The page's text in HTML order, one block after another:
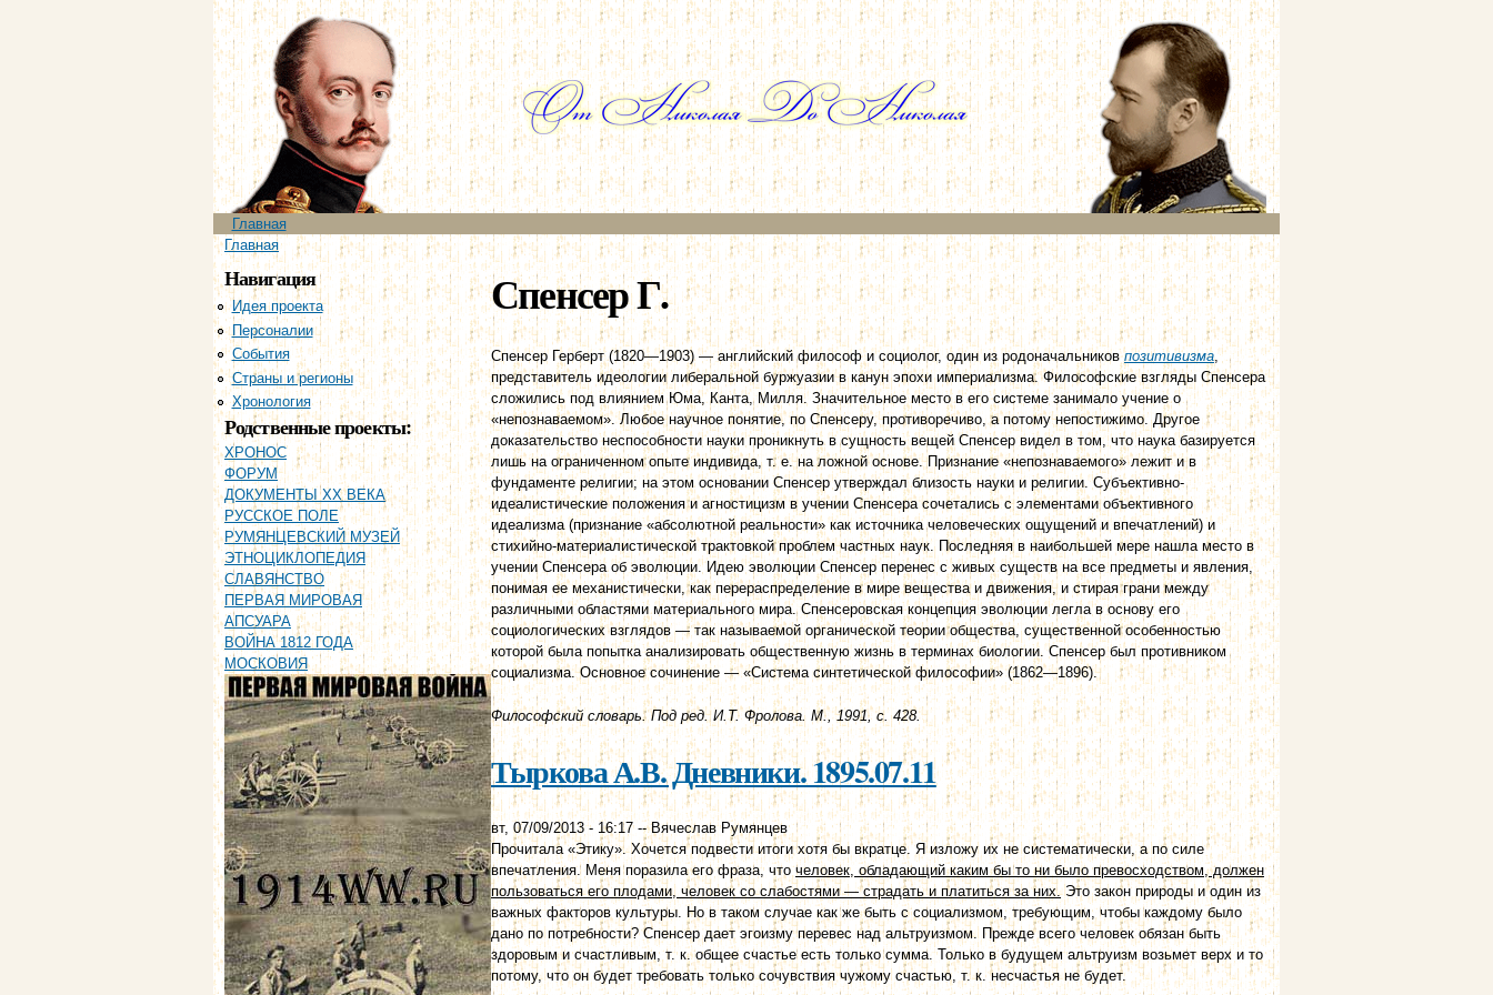
Перейти к
основному
содержанию
Главное меню
Главная
Вы здесь
Главная
Навигация
Идея проекта
Персоналии
События
Страны и регионы
Хронология
Родственные проекты:
ХРОНОС
ФОРУМ
ДОКУМЕНТЫ XX ВЕКА
РУССКОЕ ПОЛЕ
РУМЯНЦЕВСКИЙ МУЗЕЙ
ЭТНОЦИКЛОПЕДИЯ
СЛАВЯНСТВО
ПЕРВАЯ МИРОВАЯ
АПСУАРА
ВОЙНА 1812 ГОДА
МОСКОВИЯ
Спенсер Г.
Спенсер Герберт (1820—1903) — английский философ и социолог, один из родоначальниковпозитивизма,
представитель идеологии либеральной буржуазии в канун эпохи империализма. Философские взгляды Спенсера
сложились под влиянием Юма, Канта, Милля. Значительное место в его системе занимало учение о
«непознаваемом». Любое научное понятие, по Спенсеру, противоречиво, а потому непостижимо. Другое
доказательство неспособности науки проникнуть в сущность вещей Спенсер видел в том, что наука базируется
лишь на ограниченном опыте индивида, т. е. на ложной основе. Признание «непознаваемого» лежит и в
фундаменте религии; на этом основании Спенсер утверждал близость науки и религии. Субъективно-
идеалистические положения и агностицизм в учении Спенсера сочетались с элементами объективного
идеализма (признание «абсолютной реальности» как источника человеческих ощущений и впечатлений) и
стихийно-материалистической трактовкой проблем частных наук. Последняя в наибольшей мере нашла место в
учении Спенсера об эволюции. Идею эволюции Спенсер перенес с живых существ на все предметы и явления,
понимая ее механистически, как перераспределение в мире вещества и движения, и стирая грани между
различными областями материального мира. Спенсеровская концепция эволюции легла в основу его
социологических взглядов — так называемой органической теории общества, существенной особенностью
которой была попытка анализировать общественную жизнь в терминах биологии. Спенсер был противником
социализма. Основное сочинение — «Система синтетической философии» (1862—1896).
Философский словарь. Под ред. И.Т. Фролова. М., 1991, с. 428.
Тыркова А.В. Дневники. 1895.07.11
вт, 07/09/2013 - 16:17--Вячеслав Румянцев
Прочитала «Этику». Хочется подвести итоги хотя бы вкратце. Я изложу их не систематически, а по силе
впечатления. Меня поразила его фраза, чточеловек, обладающий каким бы то ни было превосходством, должен
пользоваться его плодами, человек со слабостями — страдать и платиться за них.Это закон природы и один из
важных факторов культуры. Но в таком случае как же быть с социализмом, требующим, чтобы каждому было
дано по потребности? Спенсер дает эгоизму перевес над альтруизмом. Прежде всего человек обязан быть
здоровым и счастливым, т. к. общее счастье есть только сумма. Только в будущем альтруизм возьмет верх и то
потому, что он будет требовать только сочувствия чужому счастью, т. к. несчастья не будет.